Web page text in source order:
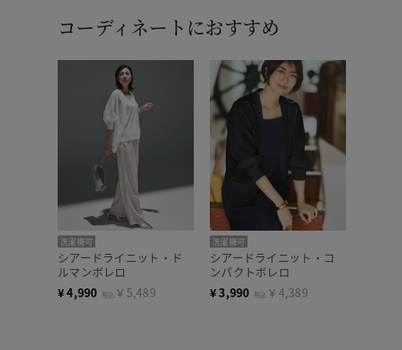
コーディネートにおすすめ
洗濯機可
シアードライニット・ド
ルマンボレロ
¥4,990 税込 ￥5,489
洗濯機可
シアードライニット・コ
ンパクトボレロ
¥3,990 税込 ￥4,389